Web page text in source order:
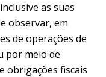
as suas
observar, em
de operações de
por meio de
obrigações fiscais